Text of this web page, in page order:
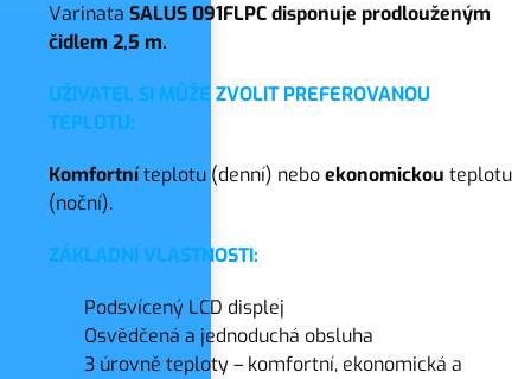
VarinataSALUS 091FLPC disponuje prodlouženým
čidlem 2,5 m.
UŽIVATEL SI MŮŽE ZVOLIT PREFEROVANOU
TEPLOTU:
Komfortníteplotu (denní) neboekonomickou teplotu
(noční).
ZÁKLADNÍ VLASTNOSTI:
Podsvícený LCD displej
Osvědčená a jednoduchá obsluha
3 úrovně teploty – komfortní, ekonomická a